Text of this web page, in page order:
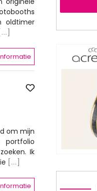
oldtimer
[...]
om mijn
Ik
[...]